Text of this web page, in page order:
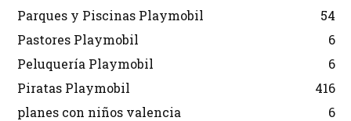
Parques y Piscinas Playmobil
54
Pastores Playmobil
6
Peluquería Playmobil
6
Piratas Playmobil
416
planes con niños valencia
6